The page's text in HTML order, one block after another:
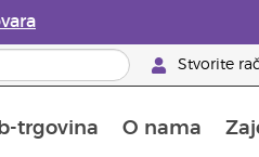
Stvorite
trgovina O nama